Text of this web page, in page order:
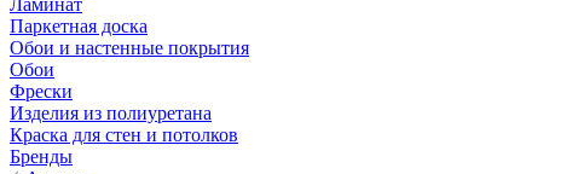
Ламинат
Паркетная доска
Обои и настенные покрытия
Обои
Фрески
Изделия из полиуретана
Краска для стен и потолков
Бренды